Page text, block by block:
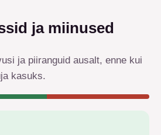
ja miinused
ja piiranguid ausalt, enne kui
kasuks.